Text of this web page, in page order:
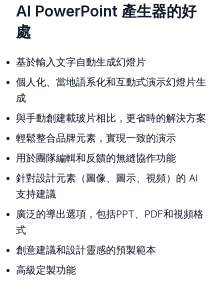
AI PowerPoint 產生器的好
處
基於輸入文字自動生成幻燈片
個人化、當地語系化和互動式演示幻燈片生
成
與手動創建載玻片相比，更省時的解決方案
輕鬆整合品牌元素，實現一致的演示
用於團隊編輯和反饋的無縫協作功能
針對設計元素（圖像、圖示、視頻）的 AI
支持建議
廣泛的導出選項，包括PPT、PDF和視頻格
式
創意建議和設計靈感的預製範本
高級定製功能